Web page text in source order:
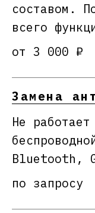
составом.
всего
от 3 000 ₽
Замена
Не
Bluetooth,
по запросу